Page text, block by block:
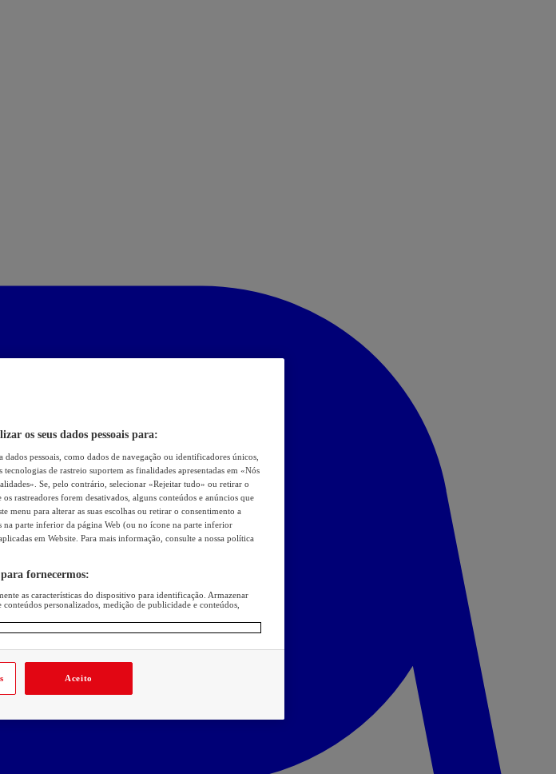
os seus dados pessoais para:
dados pessoais, como dados de navegação ou identificadores únicos,
de rastreio suportem as finalidades apresentadas em «Nós
Se, pelo contrário, selecionar «Rejeitar tudo» ou retirar o
os rastreadores forem desativados, alguns conteúdos e anúncios que
menu para alterar as suas escolhas ou retirar o consentimento a
parte inferior da página Web (ou no ícone na parte inferior
em Website. Para mais informação, consulte a nossa política
para fornecermos:
as características do dispositivo para identificação. Armazenar
personalizados, medição de publicidade e conteúdos,
Aceito